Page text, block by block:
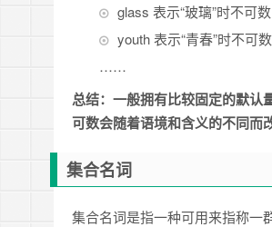
glass 表示“玻璃”时不可
youth 表示“青春”时不可
……
总结：一般拥有比较固定的默认
可数会随着语境和含义的不同而
集合名词
集合名词是指一种可用来指称一